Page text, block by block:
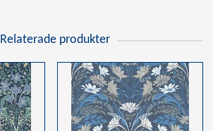
Relaterade produkter